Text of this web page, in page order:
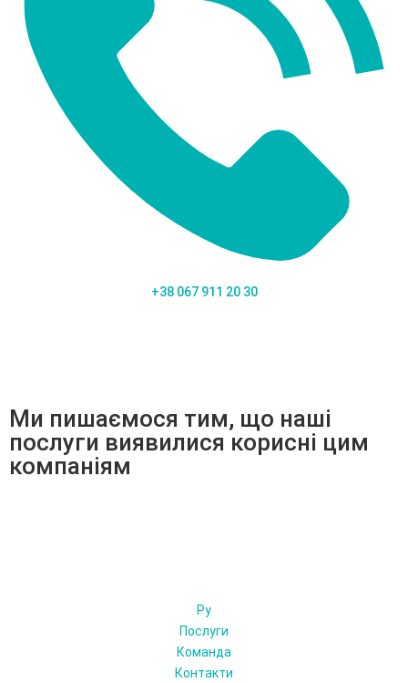
+38 067 911 20 30
Ми пишаємося тим, що наші
послуги виявилися корисні цим
компаніям
Ру
Послуги
Команда
Контакти